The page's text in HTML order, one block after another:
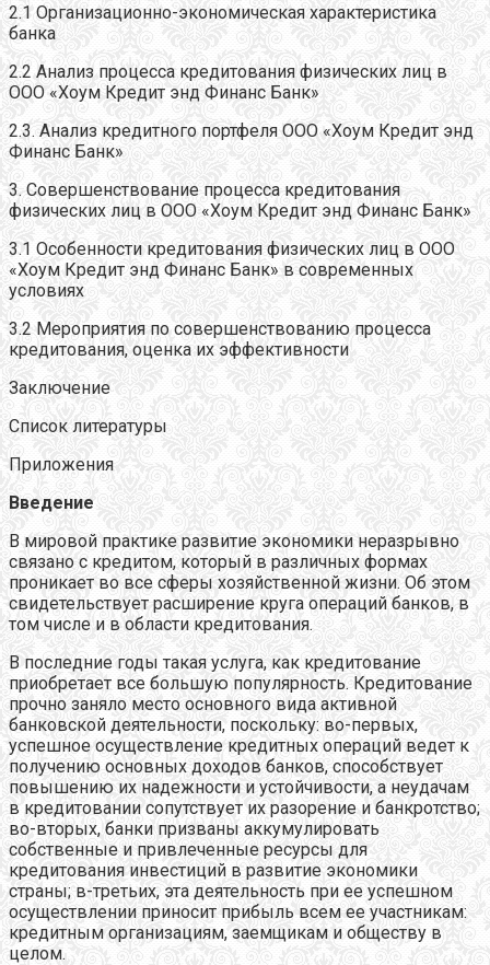
2.1 Организационно-экономическая характеристика
банка
2.2 Анализ процесса кредитования физических лиц в
ООО «Хоум Кредит энд Финанс Банк»
2.3. Анализ кредитного портфеля ООО «Хоум Кредит энд
Финанс Банк»
3. Совершенствование процесса кредитования
физических лиц в ООО «Хоум Кредит энд Финанс Банк»
3.1 Особенности кредитования физических лиц в ООО
«Хоум Кредит энд Финанс Банк» в современных
условиях
3.2 Мероприятия по совершенствованию процесса
кредитования, оценка их эффективности
Заключение
Список литературы
Приложения
Введение
В мировой практике развитие экономики неразрывно
связано с кредитом, который в различных формах
проникает во все сферы хозяйственной жизни. Об этом
свидетельствует расширение круга операций банков, в
том числе и в области кредитования.
В последние годы такая услуга, как кредитование
приобретает все большую популярность. Кредитование
прочно заняло место основного вида активной
банковской деятельности, поскольку: во-первых,
успешное осуществление кредитных операций ведет к
получению основных доходов банков, способствует
повышению их надежности и устойчивости, а неудачам
в кредитовании сопутствует их разорение и банкротство;
во-вторых, банки призваны аккумулировать
собственные и привлеченные ресурсы для
кредитования инвестиций в развитие экономики
страны; в-третьих, эта деятельность при ее успешном
осуществлении приносит прибыль всем ее участникам:
кредитным организациям, заемщикам и обществу в
целом.